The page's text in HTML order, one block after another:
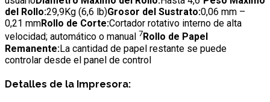
del Rollo:29,9Kg (6,6 lb)Grosor del Sustrato:0,06 mm –
0,21 mmRollo de Corte:Cortador rotativo interno de alta
velocidad; automático o manual 7 Rollo de Papel
Remanente:La cantidad de papel restante se puede
controlar desde el panel de control
Detalles de la Impresora: